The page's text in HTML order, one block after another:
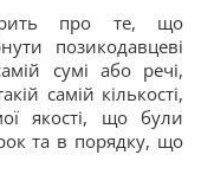
про те, що
позикодавцеві
сумі або речі,
самій кількості,
якості, що були
та в порядку, що